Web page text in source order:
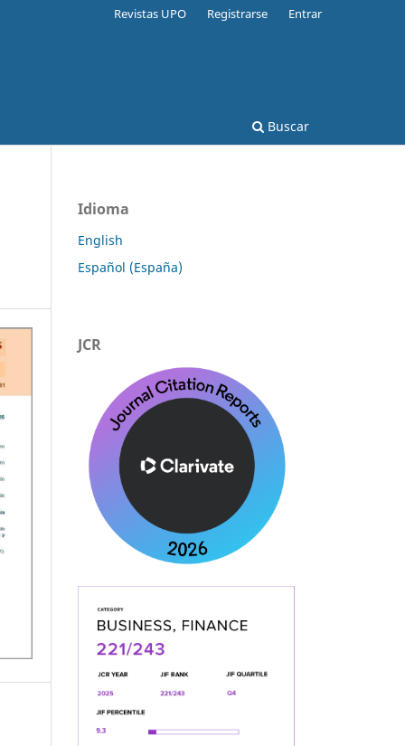
Buscar
Revistas UPO Registrarse Entrar
Idioma
English
Español (España)
JCR